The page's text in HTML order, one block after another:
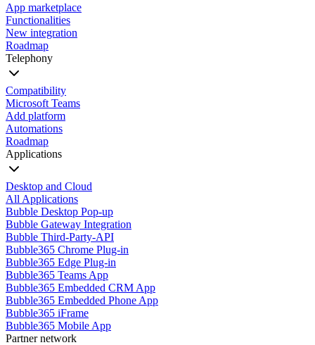
App marketplace
Functionalities
New integration
Roadmap
Telephony
Compatibility
Microsoft Teams
Add platform
Automations
Roadmap
Applications
Desktop and Cloud
All Applications
Bubble Desktop Pop-up
Bubble Gateway Integration
Bubble Third-Party-API
Bubble365 Chrome Plug-in
Bubble365 Edge Plug-in
Bubble365 Teams App
Bubble365 Embedded CRM App
Bubble365 Embedded Phone App
Bubble365 iFrame
Bubble365 Mobile App
Partner network